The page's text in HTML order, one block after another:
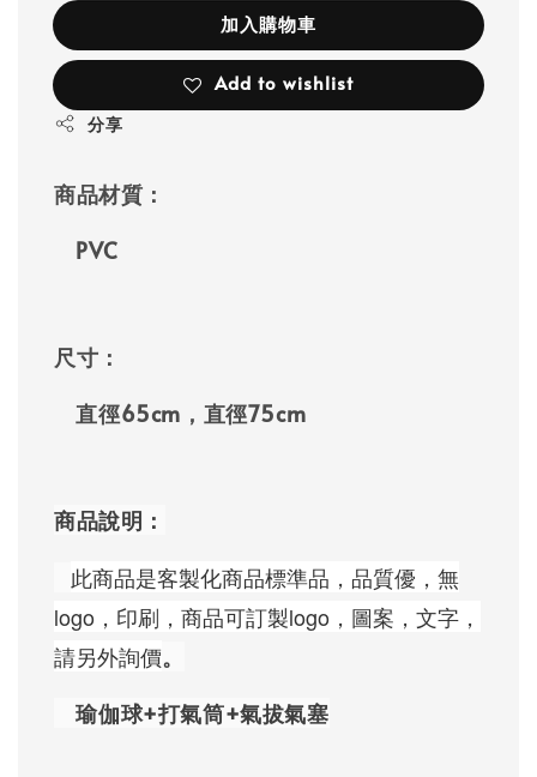
加入購物車
Add to wishlist
分享
商品材質：
PVC
尺寸：
直徑65cm，直徑75cm
商品說明：
此商品是客製化商品標準品，品質優，無
logo，印刷，商品可訂製logo，圖案，文字，
請另外詢價。
瑜伽球+打氣筒+氣拔氣塞